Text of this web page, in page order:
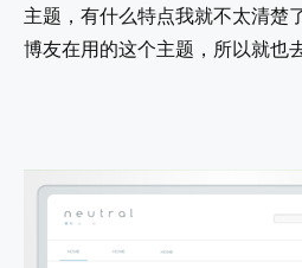
主题，有什么特点我就不太清楚
博友在用的这个主题，所以就也